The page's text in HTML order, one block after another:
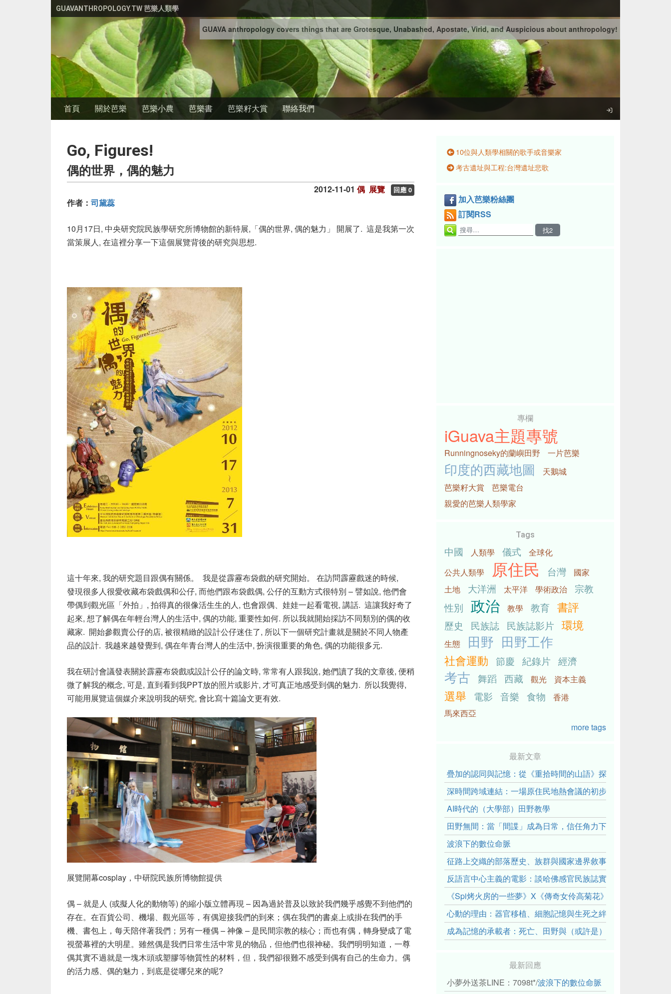
GUAVANTHROPOLOGY.TW 芭樂人類學
GUAVA anthropology covers things that are Grotesque, Unabashed, Apostate, Virid, and Auspicious about anthropology!
首頁 關於芭樂 芭樂小農 芭樂書 芭樂籽大賞 聯絡我們
Go, Figures!
偶的世界，偶的魅力
2012-11-01 偶 展覽 回應 0
作者： 司黛蕊
10月17日, 中央研究院民族學研究所博物館的新特展,「偶的世界, 偶的魅力」 開展了. 這是我第一次
當策展人, 在這裡分享一下這個展覽背後的研究與思想.
這十年來, 我的研究題目跟偶有關係。 我是從霹靂布袋戲的研究開始。 在訪問霹靂戲迷的時候,
發現很多人很愛收藏布袋戲偶和公仔, 而他們跟布袋戲偶, 公仔的互動方式很特別 – 譬如說, 他們會
帶偶到觀光區「外拍」, 拍得真的很像活生生的人, 也會跟偶、娃娃一起看電視, 講話. 這讓我好奇了
起來, 想了解偶在年輕台灣人的生活中, 偶的功能, 重要性如何. 所以我就開始採訪不同類別的偶的收
藏家. 開始參觀賣公仔的店, 被很精緻的設計公仔迷住了, 所以下一個研究計畫就是關於不同人物產
品的設計. 我越來越發覺到, 偶在年青台灣人的生活中, 扮演很重要的角色, 偶的功能很多元.
我在研討會議發表關於霹靂布袋戲或設計公仔的論文時, 常常有人跟我說, 她們讀了我的文章後, 便稍
微了解我的概念, 可是, 直到看到我PPT放的照片或影片, 才可真正地感受到偶的魅力. 所以我覺得,
可能用展覽這個媒介來說明我的研究, 會比寫十篇論文更有效.
展覽開幕cosplay，中研院民族所博物館提供
偶 – 就是人 (或擬人化的動物等) 的縮小版立體再現 – 因為過於普及以致於我們幾乎感覺不到他們的
存在。在百貨公司、機場、觀光區等，有偶迎接我們的到來；偶在我們的書桌上或掛在我們的手
機、書包上，每天陪伴著我們；另有一種偶 – 神像 – 是民間宗教的核心；而也有偶，轉身變成了電
視螢幕裡的大明星。雖然偶是我們日常生活中常見的物品，但他們也很神秘。我們明明知道，一尊
偶其實不過就是一塊木頭或塑膠等物質性的材料，但，我們卻很難不感受到偶有自己的生命力。偶
的活力感、偶的魅力，到底是從哪兒來的呢?
10位與人類學相關的歌手或音樂家
考古遺址與工程:台灣遺址悲歌
加入芭樂粉絲團
訂閱RSS
專欄
iGuava主題專號
Runningnoseky的蘭嶼田野 一片芭樂
印度的西藏地圖
天鵝城
芭樂籽大賞
芭樂電台
親愛的芭樂人類學家
Tags
中國 人類學 儀式
全球化
公共人類學
原住民 台灣
國家
土地
大洋洲 太平洋 學術政治
宗教
性別 政治 教學 教育 書評
歷史 民族誌 民族誌影片 環境
生態 田野 田野工作
社會運動 節慶 紀錄片 經濟
考古 舞蹈 西藏 觀光 資本主義
選舉 電影 音樂 食物
香港
馬來西亞
more tags
最新文章
疊加的認同與記憶：從《重拾時間的山語》探討「我們的」立
深時間跨域連結：一場原住民地熱會議的初步觀察
AI時代的（大學部）田野教學
田野無間：當「間諜」成為日常，信任角力下的情感伏流
波浪下的數位命脈
征路上交織的部落歷史、族群與國家邊界敘事： 《路有多長》
反語言中心主義的電影：談哈佛感官民族誌實驗室
《Spi烤火房的一些夢》X《傳奇女伶高菊花》： 透過紀錄片
心動的理由：器官移植、細胞記憶與生死之絆
成為記憶的承載者：死亡、田野與（或許是）人類學的成年禮
最新回應
小夢外送茶LINE：7098t*/波浪下的數位命脈